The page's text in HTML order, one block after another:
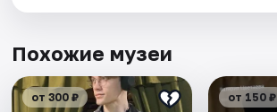
Похожие музеи
от 300 ₽ от 150 ₽